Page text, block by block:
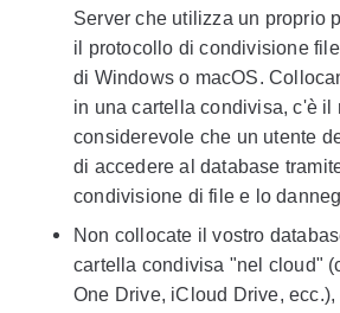
Server che utilizza un proprio
il protocollo di condivisione
di Windows o macOS.
in una cartella condivisa, c'è il
considerevole che un utente
di accedere al database
condivisione di file e lo
Non collocate il vostro
cartella condivisa "nel cloud"
One Drive, iCloud Drive, ecc.),